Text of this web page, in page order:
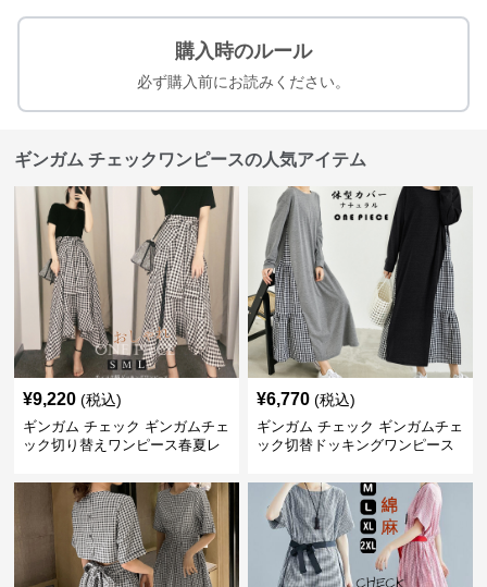
購入時のルール
必ず購入前にお読みください。
ギンガム チェックワンピースの人気アイテム
¥9,220 (税込)
ギンガム チェック ギンガムチェ
ック切り替えワンピース春夏レ
¥6,770 (税込)
ギンガム チェック ギンガムチェ
ック切替ドッキングワンピース